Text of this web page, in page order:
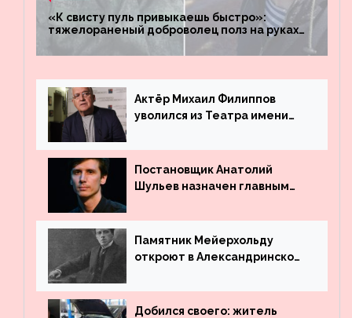
«К свисту пуль привыкаешь быстро»:
тяжелораненый доброволец полз на руках
четыре километра через заминированное
поле
Актёр Михаил Филиппов
уволился из Театра имени
Постановщик Анатолий
Шульев назначен главным
Вахтангова
Памятник Мейерхольду
откроют в Александринском
Добился своего: житель